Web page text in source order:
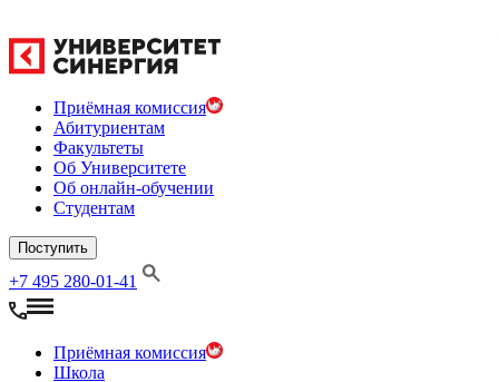
Приёмная комиссия
Абитуриентам
Факультеты
Об Университете
Об онлайн-обучении
Студентам
Поступить
+7 495 280-01-41
Приёмная комиссия
Школа